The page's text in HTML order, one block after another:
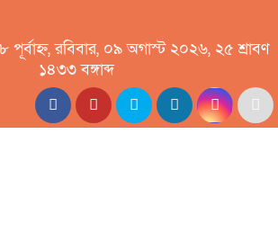
পূর্বাহ্ন, রবিবার, ০৯ অগাস্ট ২০২৬, ২৫ শ্রাবণ
১৪৩৩ বঙ্গাব্দ